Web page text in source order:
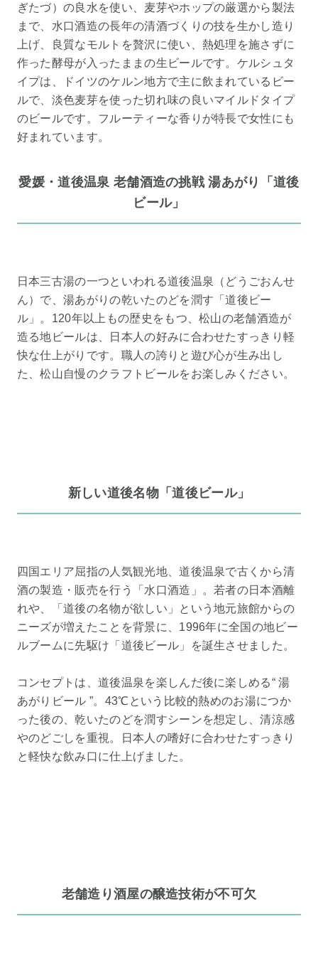
ぎたづ）の良水を使い、麦芽やホップの厳選から製法
まで、水口酒造の長年の清酒づくりの技を生かし造り
上げ、良質なモルトを贅沢に使い、熱処理を施さずに
作った酵母が入ったままの生ビールです。ケルシュタ
イプは、ドイツのケルン地方で主に飲まれているビー
ルで、淡色麦芽を使った切れ味の良いマイルドタイプ
のビールです。フルーティーな香りが特長で女性にも
好まれています。
愛媛・道後温泉 老舗酒造の挑戦 湯あがり「道後
ビール」
日本三古湯の一つといわれる道後温泉（どうごおんせ
ん）で、湯あがりの乾いたのどを潤す「道後ビー
ル」。120年以上もの歴史をもつ、松山の老舗酒造が
造る地ビールは、日本人の好みに合わせたすっきり軽
快な仕上がりです。職人の誇りと遊び心が生み出し
た、松山自慢のクラフトビールをお楽しみください。
新しい道後名物「道後ビール」
四国エリア屈指の人気観光地、道後温泉で古くから清
酒の製造・販売を行う「水口酒造」。若者の日本酒離
れや、「道後の名物が欲しい」という地元旅館からの
ニーズが増えたことを背景に、1996年に全国の地ビー
ルブームに先駆け「道後ビール」を誕生させました。
コンセプトは、道後温泉を楽しんだ後に楽しめる“ 湯
あがりビール ”。43℃という比較的熱めのお湯につか
った後の、乾いたのどを潤すシーンを想定し、清涼感
やのどごしを重視。日本人の嗜好に合わせたすっきり
と軽快な飲み口に仕上げました。
老舗造り酒屋の醸造技術が不可欠